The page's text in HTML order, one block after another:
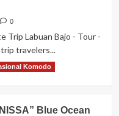
0
Trip Labuan Bajo - Tour -
travelers...
Komodo
Blue Ocean